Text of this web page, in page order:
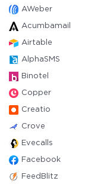
AWeber
Acumbamail
Airtable
AlphaSMS
Binotel
Copper
Creatio
Crove
Evecalls
Facebook
FeedBlitz